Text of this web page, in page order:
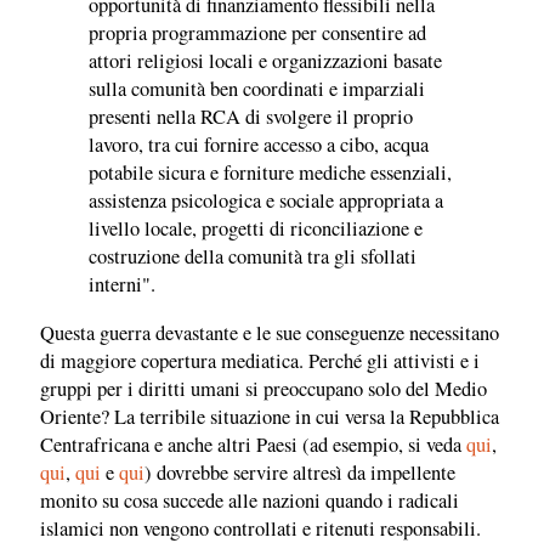
propria programmazione per consentire ad
attori religiosi locali e organizzazioni basate
sulla comunità ben coordinati e imparziali
presenti nella RCA di svolgere il proprio
lavoro, tra cui fornire accesso a cibo, acqua
potabile sicura e forniture mediche essenziali,
assistenza psicologica e sociale appropriata a
livello locale, progetti di riconciliazione e
costruzione della comunità tra gli sfollati
interni".
Questa guerra devastante e le sue conseguenze necessitano
di maggiore copertura mediatica. Perché gli attivisti e i
gruppi per i diritti umani si preoccupano solo del Medio
Oriente? La terribile situazione in cui versa la Repubblica
Centrafricana e anche altri Paesi (ad esempio, si vedaqui,
qui,qui equi) dovrebbe servire altresì da impellente
monito su cosa succede alle nazioni quando i radicali
islamici non vengono controllati e ritenuti responsabili.